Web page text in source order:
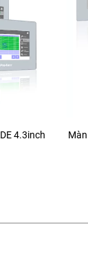
4.3inch